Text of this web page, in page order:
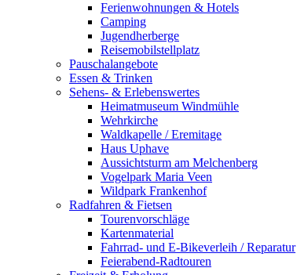
Ferienwohnungen & Hotels
Camping
Jugendherberge
Reisemobilstellplatz
Pauschalangebote
Essen & Trinken
Sehens- & Erlebenswertes
Heimatmuseum Windmühle
Wehrkirche
Waldkapelle / Eremitage
Haus Uphave
Aussichtsturm am Melchenberg
Vogelpark Maria Veen
Wildpark Frankenhof
Radfahren & Fietsen
Tourenvorschläge
Kartenmaterial
Fahrrad- und E-Bikeverleih / Reparatur
Feierabend-Radtouren